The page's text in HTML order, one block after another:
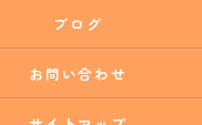
ブログ
お問い合わせ